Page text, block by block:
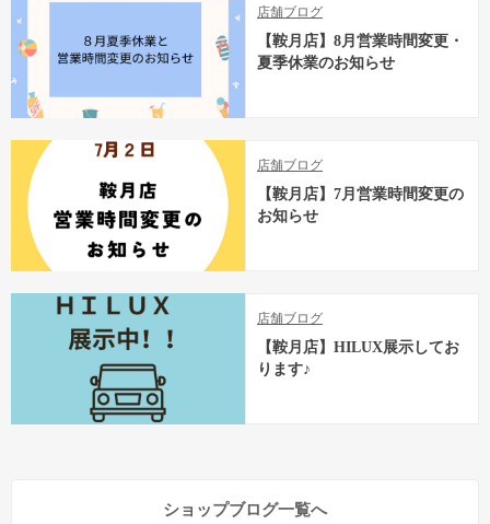
店舗ブログ
【鞍月店】8月営業時間変更・
夏季休業のお知らせ
店舗ブログ
【鞍月店】7月営業時間変更の
お知らせ
店舗ブログ
【鞍月店】HILUX展示してお
ります♪
ショップブログ一覧へ